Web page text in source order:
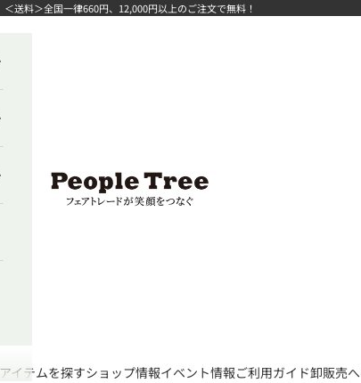
＜送料＞全国一律660円、12,000円以上のご注文で無料！
ピープルツリー公式オンラインショップ
アイテムを探すショップ情報イベント情報ご利用ガイド卸販売